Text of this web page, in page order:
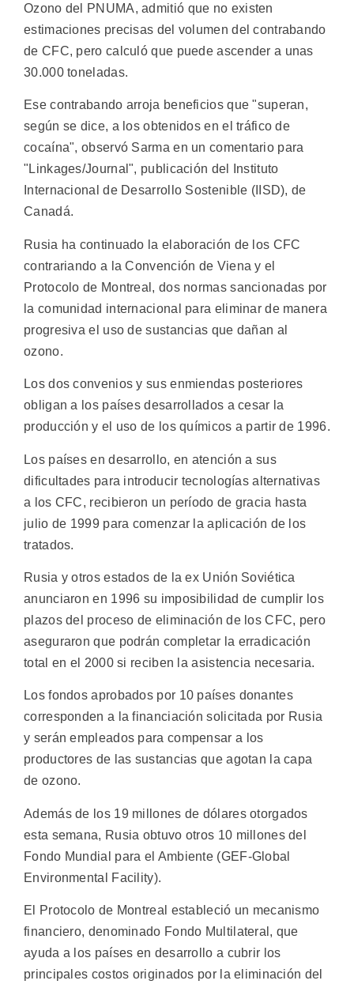
Ozono del PNUMA, admitió que no existen
estimaciones precisas del volumen del contrabando
de CFC, pero calculó que puede ascender a unas
30.000 toneladas.
Ese contrabando arroja beneficios que "superan,
según se dice, a los obtenidos en el tráfico de
cocaína", observó Sarma en un comentario para
"Linkages/Journal", publicación del Instituto
Internacional de Desarrollo Sostenible (IISD), de
Canadá.
Rusia ha continuado la elaboración de los CFC
contrariando a la Convención de Viena y el
Protocolo de Montreal, dos normas sancionadas por
la comunidad internacional para eliminar de manera
progresiva el uso de sustancias que dañan al
ozono.
Los dos convenios y sus enmiendas posteriores
obligan a los países desarrollados a cesar la
producción y el uso de los químicos a partir de 1996.
Los países en desarrollo, en atención a sus
dificultades para introducir tecnologías alternativas
a los CFC, recibieron un período de gracia hasta
julio de 1999 para comenzar la aplicación de los
tratados.
Rusia y otros estados de la ex Unión Soviética
anunciaron en 1996 su imposibilidad de cumplir los
plazos del proceso de eliminación de los CFC, pero
aseguraron que podrán completar la erradicación
total en el 2000 si reciben la asistencia necesaria.
Los fondos aprobados por 10 países donantes
corresponden a la financiación solicitada por Rusia
y serán empleados para compensar a los
productores de las sustancias que agotan la capa
de ozono.
Además de los 19 millones de dólares otorgados
esta semana, Rusia obtuvo otros 10 millones del
Fondo Mundial para el Ambiente (GEF-Global
Environmental Facility).
El Protocolo de Montreal estableció un mecanismo
financiero, denominado Fondo Multilateral, que
ayuda a los países en desarrollo a cubrir los
principales costos originados por la eliminación del